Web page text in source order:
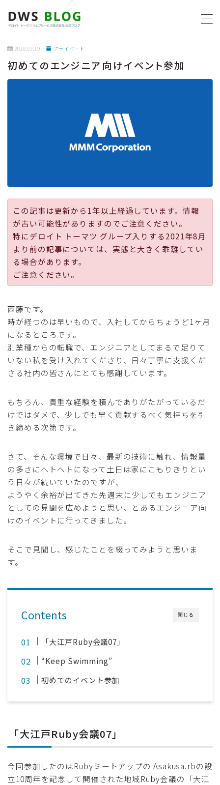
ホーム
採用
公式ページ
2018.09.19 プライベート
初めてのエンジニア向けイベント参加
この記事は更新から1年以上経過しています。情報
が古い可能性がありますのでご注意ください。
特にデロイト トーマツ グループ入りする2021年8月
より前の記事については、実態と大きく乖離してい
る場合があります。
ご注意ください。
西藤です。
時が経つのは早いもので、入社してからちょうど1ヶ月
になるところです。
別業種からの転職で、エンジニアとしてまるで足りて
いない私を受け入れてくださり、日々丁寧に支援くだ
さる社内の皆さんにとても感謝しています。
もちろん、貴重な経験を積んでありがたがっているだ
けではダメで、少しでも早く貢献するべく気持ちを引
き締める次第です。
さて、そんな環境で日々、最新の技術に触れ、情報量
の多さにヘトヘトになって土日は家にこもりきりとい
う日々が続いていたのですが、
ようやく余裕が出てきた先週末に少しでもエンジニア
としての見聞を広めようと思い、とあるエンジニア向
けのイベントに行ってきました。
そこで見聞し、感じたことを綴ってみようと思いま
す。
閉じる
Contents
「大江戸Ruby会議07」
“Keep Swimming”
初めてのイベント参加
「大江戸Ruby会議07」
今回参加したのはRubyミートアップの Asakusa.rbの設
立10周年を記念して開催された地域Ruby会議の「大江